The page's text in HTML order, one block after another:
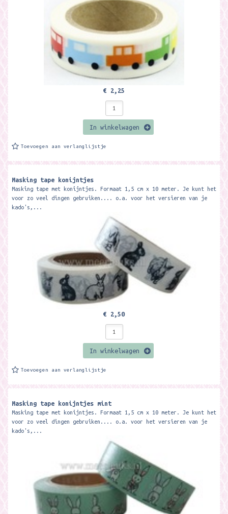
€ 2,25
In winkelwagen
Toevoegen aan verlanglijstje
Masking tape konijntjes
Masking tape met konijntjes. Formaat 1,5 cm x 10 meter. Je kunt het
voor zo veel dingen gebruiken.... o.a. voor het versieren van je
kado's,...
€ 2,50
In winkelwagen
Toevoegen aan verlanglijstje
Masking tape konijntjes mint
Masking tape met konijntjes. Formaat 1,5 cm x 10 meter. Je kunt het
voor zo veel dingen gebruiken.... o.a. voor het versieren van je
kado's,...